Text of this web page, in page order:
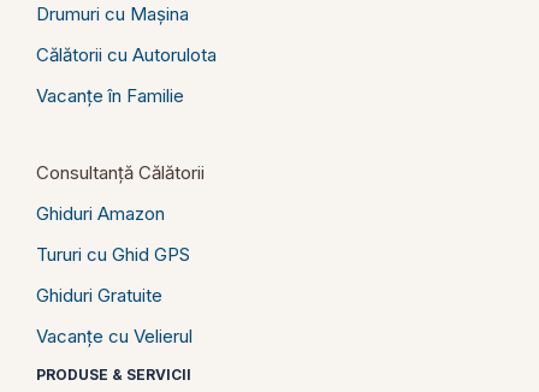
Drumuri cu Mașina
Călătorii cu Autorulota
Vacanțe în Familie
Consultanță Călătorii
Ghiduri Amazon
Tururi cu Ghid GPS
Ghiduri Gratuite
Vacanțe cu Velierul
PRODUSE & SERVICII